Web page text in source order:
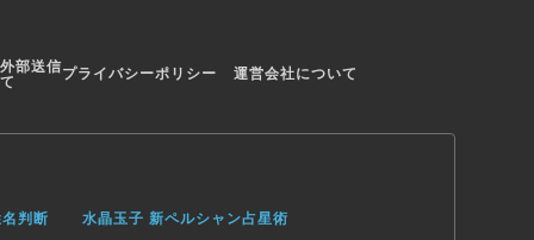
部送信プライバシーポリシー 運営会社について
判断
水晶玉子 新ペルシャン占星術